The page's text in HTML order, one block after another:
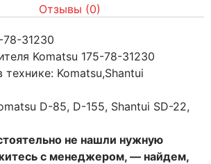
Отзывы (0)
78-31230
Komatsu 175-78-31230
технике: Komatsu,Shantui
D-85, D-155, Shantui SD-22,
не нашли нужную
с менеджером, — найдем,